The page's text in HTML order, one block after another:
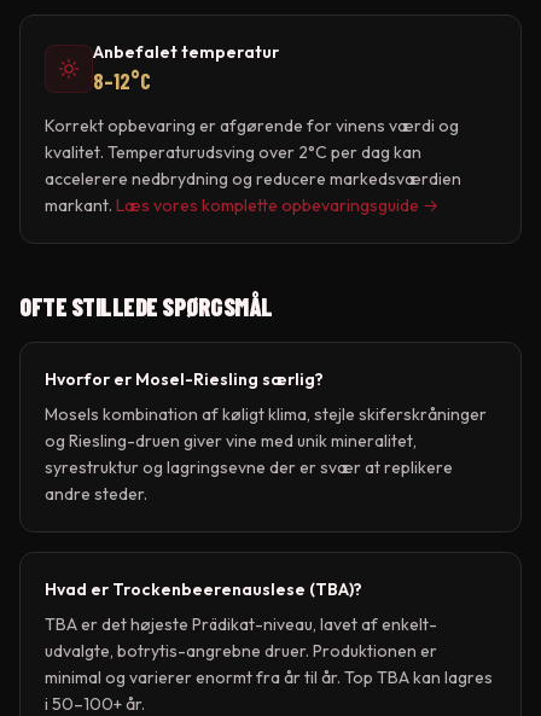
Anbefalet temperatur
8–12°C
Korrekt opbevaring er afgørende for vinens værdi og
kvalitet. Temperaturudsving over 2°C per dag kan
accelerere nedbrydning og reducere markedsværdien
markant. Læs vores komplette opbevaringsguide →
OFTE STILLEDE SPØRGSMÅL
Hvorfor er Mosel-Riesling særlig?
Mosels kombination af køligt klima, stejle skiferskråninger
og Riesling-druen giver vine med unik mineralitet,
syrestruktur og lagringsevne der er svær at replikere
andre steder.
Hvad er Trockenbeerenauslese (TBA)?
TBA er det højeste Prädikat-niveau, lavet af enkelt-
udvalgte, botrytis-angrebne druer. Produktionen er
minimal og varierer enormt fra år til år. Top TBA kan lagres
i 50–100+ år.